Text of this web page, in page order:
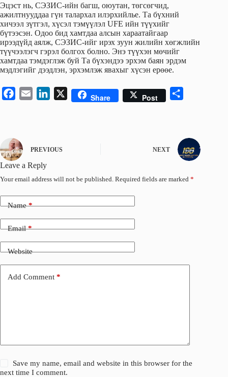
Эцэст нь, СЭЗИС-ийн багш, оюутан, төгсөгчид,
ажилтнууддаа гүн талархал илэрхийлье. Та бүхний
хичээл зүтгэл, хүсэл тэмүүлэл UFE ийн түүхийг
бүтээсэн. Одоо бид хамтдаа алсын хараатайгаар
ирээдүйд аялж, СЭЗИС-ийг ирэх зуун жилийн хөгжлийн
түүчээлэгч гэрэл болгох болно. Энэ түүхэн мөчийг
хамтдаа тэмдэглэж буй Та бүхэндээ эрхэм баян эрдэм
мэдлэгийг дээдлэн, эрхэмлэж явахыг хүсэн ерөөе.
b
o
l
e
X Share Post
e
PREVIOUS NEXT
Leave a Reply
Your email address will not be published. Required fields are marked *
Name*
Email*
Website
Add Comment *
Save my name, email and website in this browser for the
next time I comment.